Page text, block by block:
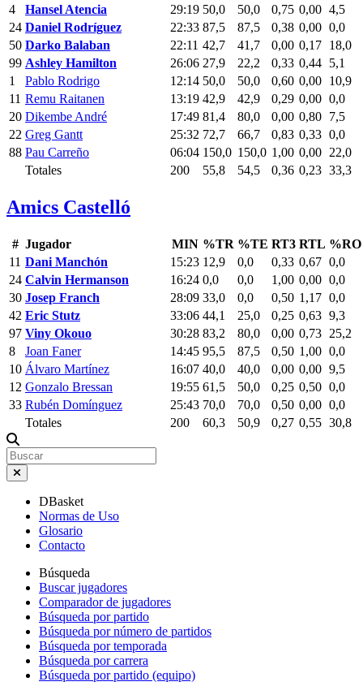
4
Hansel Atencia 29:19 50,0 50,0 0,75 0,00 4,5
24 Daniel Rodríguez 22:33 87,5 87,5 0,38 0,00 0,0
50 Darko Balaban 22:11 42,7 41,7 0,00 0,17 18,0
99 Ashley Hamilton 26:06 27,9 22,2 0,33 0,44 5,1
1
Pablo Rodrigo 12:14 50,0 50,0 0,60 0,00 10,9
11 Remu Raitanen 13:19 42,9 42,9 0,29 0,00 0,0
20 Dikembe André 17:49 81,4 80,0 0,00 0,80 7,5
22 Greg Gantt 25:32 72,7 66,7 0,83 0,33 0,0
88 Pau Carreño 06:04 150,0 150,0 1,00 0,00 22,0
Totales
200 55,8 54,5 0,36 0,23 33,3
Amics Castelló
# Jugador MIN %TR %TE RT3 RTL %RO
11 Dani Manchón 15:23 12,9 0,0 0,33 0,67 0,0
24 Calvin Hermanson 16:24 0,0 0,0 1,00 0,00 0,0
30 Josep Franch 28:09 33,0 0,0 0,50 1,17 0,0
42 Eric Stutz 33:06 44,1 25,0 0,25 0,63 9,3
97 Viny Okouo 30:28 83,2 80,0 0,00 0,73 25,2
8
Joan Faner 14:45 95,5 87,5 0,50 1,00 0,0
10 Álvaro Martínez 16:07 40,0 40,0 0,00 0,00 9,5
12 Gonzalo Bressan 19:55 61,5 50,0 0,25 0,50 0,0
33 Rubén Domínguez 25:43 70,0 70,0 0,50 0,00 0,0
Totales
200 60,3 50,9 0,27 0,55 30,8
DBasket
Normas de Uso
Glosario
Contacto
Búsqueda
Buscar jugadores
Comparador de jugadores
Búsqueda por partido
Búsqueda por número de partidos
Búsqueda por temporada
Búsqueda por carrera
Búsqueda por partido (equipo)